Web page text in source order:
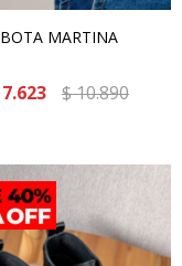
BOTA MARTINA
7.623 $10.890